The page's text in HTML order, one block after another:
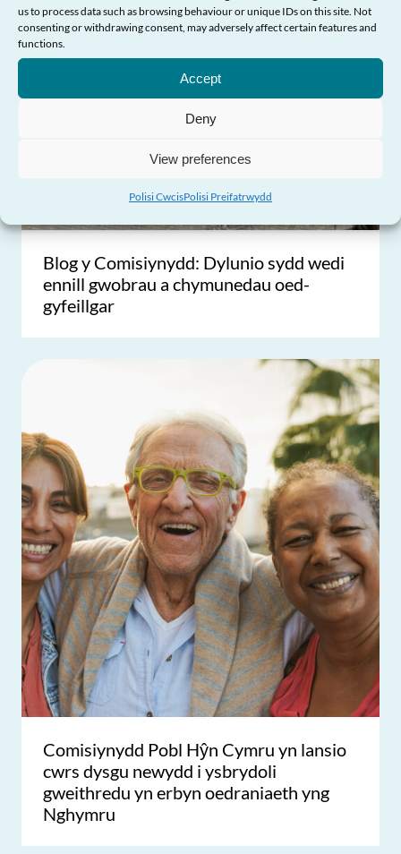
us to process data such as browsing behaviour or unique IDs on this site. Not
consenting or withdrawing consent, may adversely affect certain features and
functions.
Accept
Deny
View preferences
Polisi CwcisPolisi Preifatrwydd
Angen Help?
Blog y Comisiynydd: Dylunio sydd wedi
ennill gwobrau a chymunedau oed-
gyfeillgar
Comisiynydd Pobl Hŷn Cymru yn lansio
cwrs dysgu newydd i ysbrydoli
gweithredu yn erbyn oedraniaeth yng
Nghymru